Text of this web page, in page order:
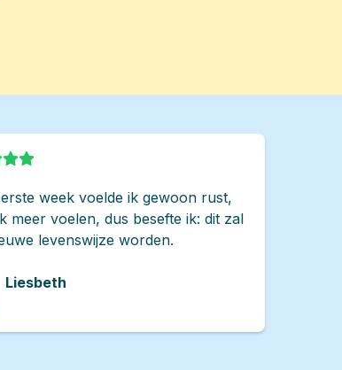
week voelde ik gewoon rust,
meer voelen, dus besefte ik: dit zal
levenswijze worden.
Liesbeth